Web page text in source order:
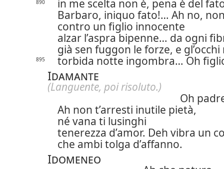
890
in me scelta non è, pena è del
Barbaro, iniquo fato!… Ah no,
contro un figlio innocente
alzar l’aspra bipenne… da ogni
già sen fuggon le forze, e gl’occhi
895 torbida notte ingombra… Oh
Idamante
(Languente, poi risoluto.)
Oh
Ah non t’arresti inutile pietà,
né vana ti lusinghi
tenerezza d’amor. Deh vibra un
che ambi tolga d’affanno.
Idomeneo